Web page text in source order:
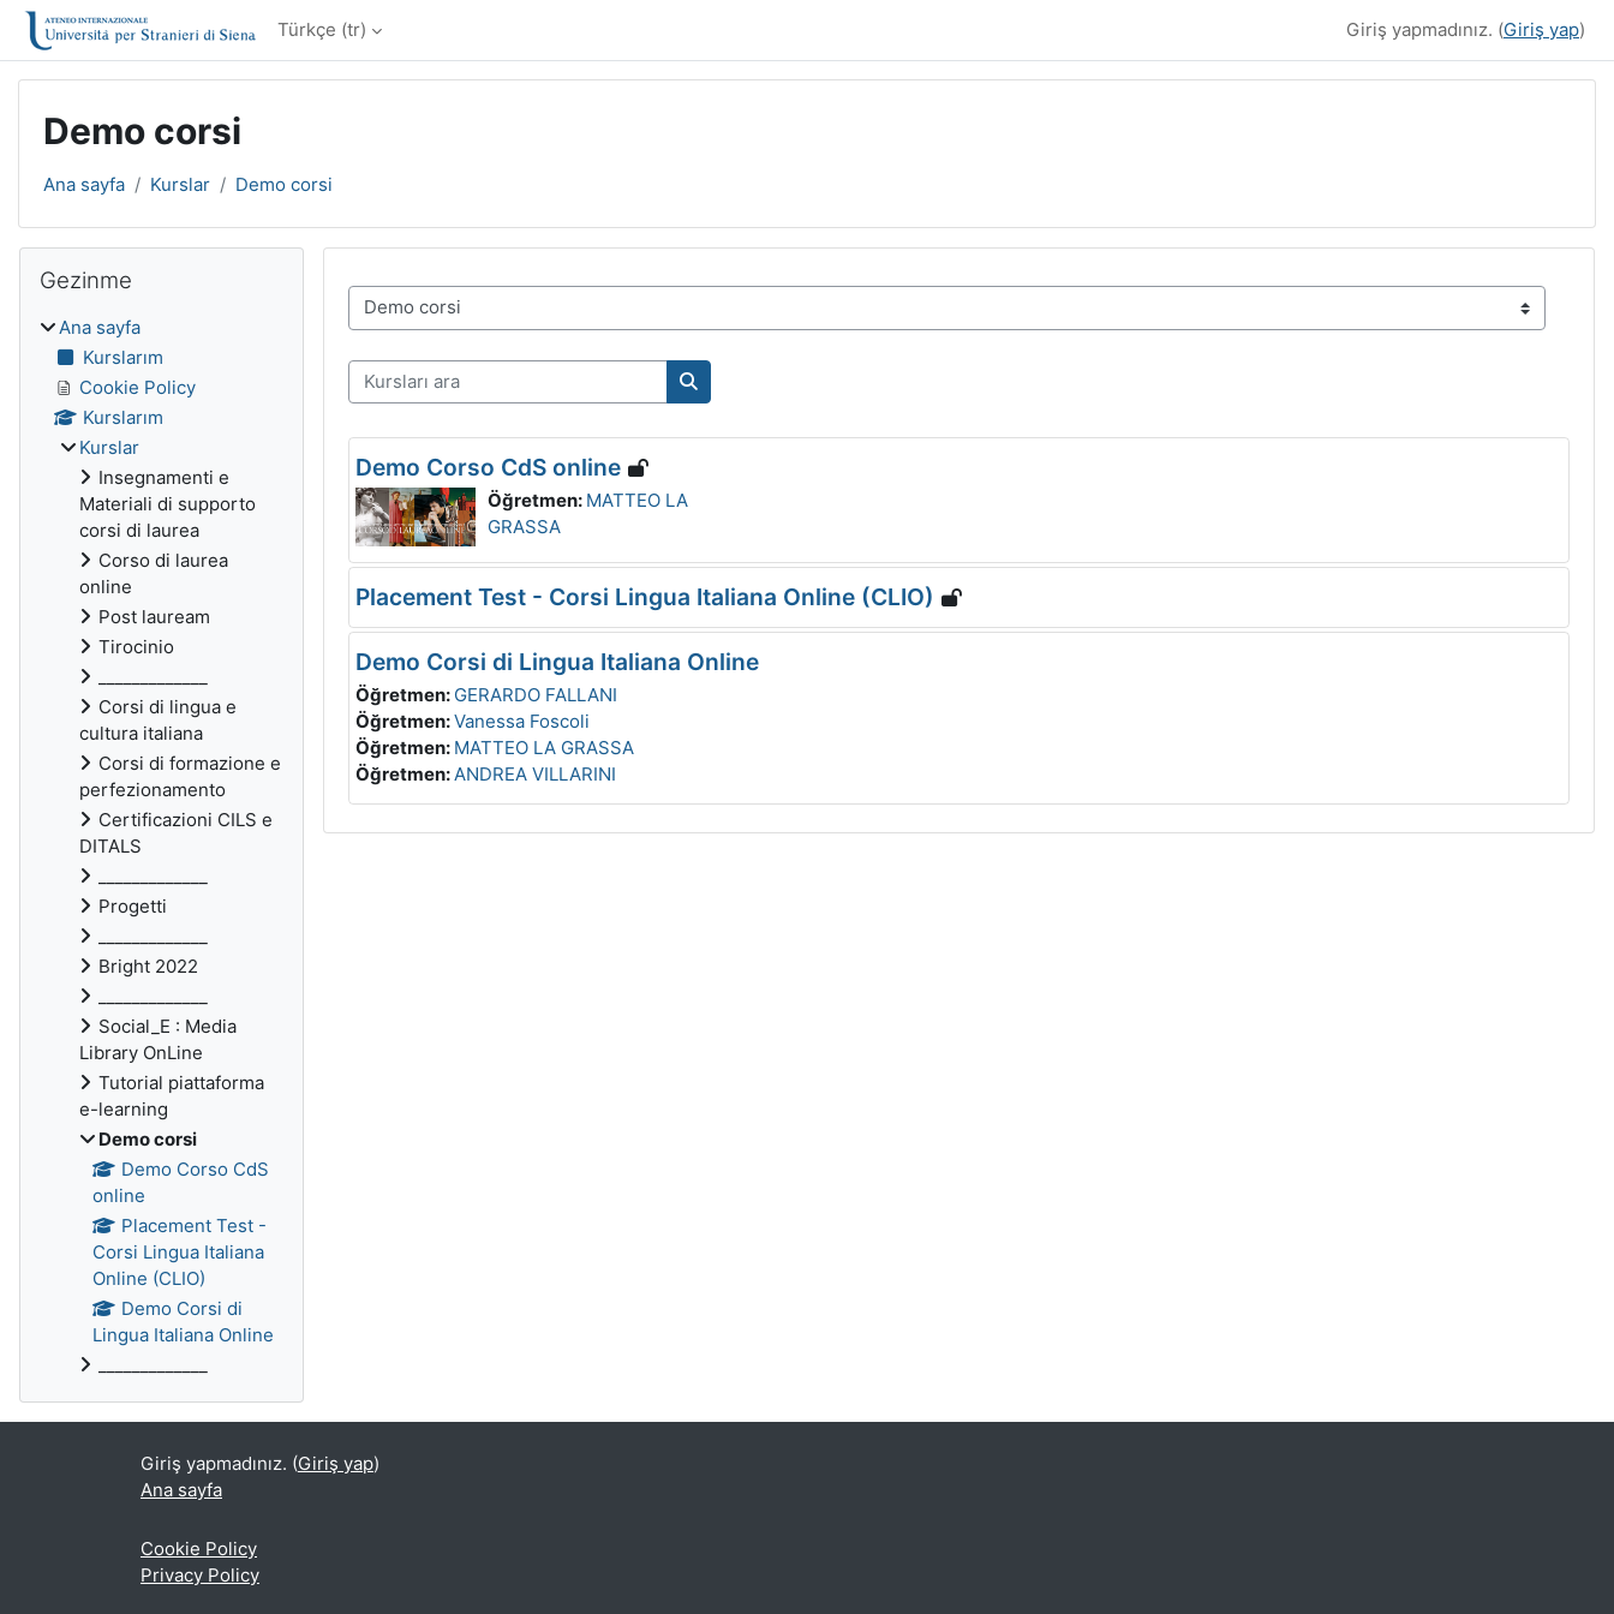
Ana içeriğe git
Türkçe ‎(tr)‎ Giriş yapmadınız. (Giriş yap)
Demo corsi
Ana sayfa Kurslar Demo corsi
Kurs Kategorileri
Kursları ara
Kursları ara
Demo Corso CdS online
Öğretmen: MATTEO LA
GRASSA
Placement Test - Corsi Lingua Italiana Online (CLIO)
Demo Corsi di Lingua Italiana Online
Öğretmen: GERARDO FALLANI
Öğretmen:Vanessa Foscoli
Öğretmen: MATTEO LA GRASSA
Öğretmen:ANDREA VILLARINI
Bloklar
Gezinme
Ana sayfa
Kurslarım
Cookie Policy
Kurslarım
Kurslar
Insegnamenti e
Materiali di supporto
corsi di laurea
Corso di laurea
online
Post lauream
Tirocinio
Corsi di lingua e
cultura italiana
Corsi di formazione e
perfezionamento
Certificazioni CILS e
DITALS
Progetti
Bright 2022
Social_E : Media
Library OnLine
Tutorial piattaforma
e-learning
Demo corsi
Demo Corso CdS
online
Placement Test -
Corsi Lingua Italiana
Online (CLIO)
Demo Corsi di
Lingua Italiana Online
Giriş yapmadınız. (Giriş yap)
Ana sayfa
Cookie Policy
Privacy Policy